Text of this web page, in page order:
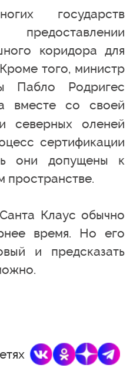
государств
коридора для
того, министр
Пабло Родригес
вместе со своей
северных оленей
сертификации
они допущены к
пространстве.
Клаус обычно
время. Но его
и предсказать